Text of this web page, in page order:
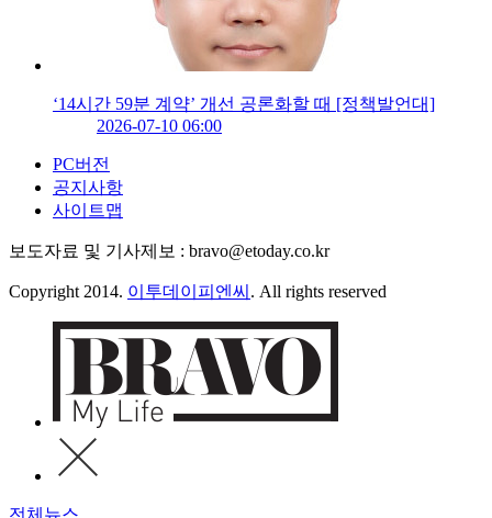
‘14시간 59분 계약’ 개선 공론화할 때 [정책발언대]
2026-07-10 06:00
PC버전
공지사항
사이트맵
보도자료 및 기사제보 : bravo@etoday.co.kr
Copyright 2014. 이투데이피엔씨 . All rights reserved